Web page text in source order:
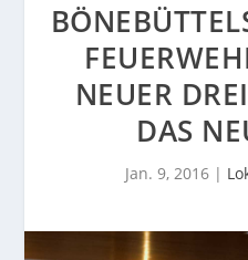
NEUER
DAS
Jan. 9, 2016|